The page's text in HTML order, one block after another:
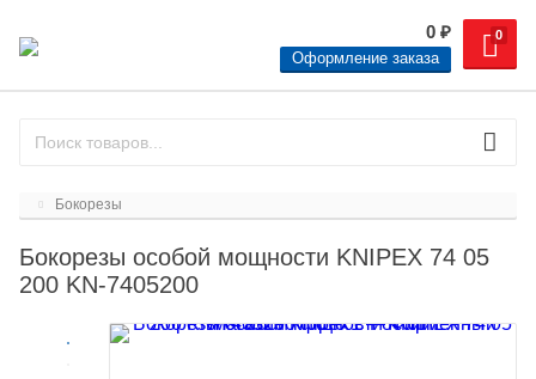
0
0 ₽
Оформление заказа
Бокорезы
Бокорезы особой мощности KNIPEX 74 05
200 KN-7405200